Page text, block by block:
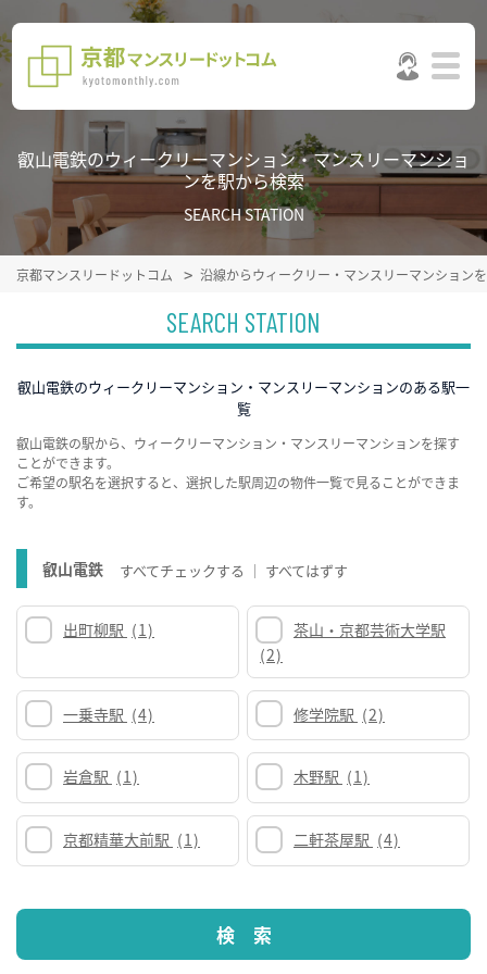
叡山電鉄のウィークリーマンション・マンスリーマンショ
ンを駅から検索
SEARCH STATION
京都マンスリードットコム 沿線からウィークリー・マンスリーマンション
SEARCH STATION
叡山電鉄のウィークリーマンション・マンスリーマンションのある駅一
覧
叡山電鉄の駅から、ウィークリーマンション・マンスリーマンションを探す
ことができます。
ご希望の駅名を選択すると、選択した駅周辺の物件一覧で見ることができま
す。
叡山電鉄 すべてチェックする すべてはずす
出町柳駅 (1)
茶山・京都芸術大学駅
(2)
一乗寺駅 (4) 修学院駅 (2)
岩倉駅 (1) 木野駅 (1)
京都精華大前駅 (1) 二軒茶屋駅 (4)